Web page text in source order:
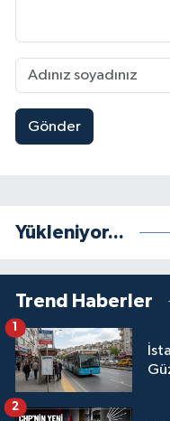
Gönder
Yükleniyor...
Trend Haberler
2